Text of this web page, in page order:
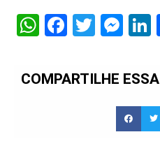
WhatsApp
Facebook
COMPARTILHE